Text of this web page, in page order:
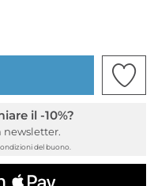
il -10%?
newsletter.
del buono.